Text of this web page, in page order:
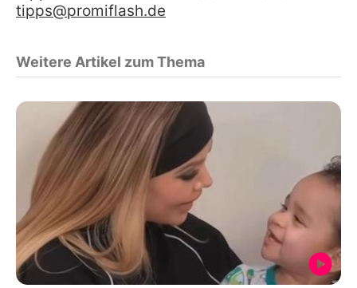
tipps@promiflash.de
Weitere Artikel zum Thema